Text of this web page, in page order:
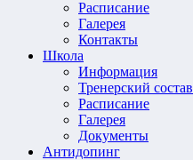
Расписание
Галерея
Контакты
Школа
Информация
Тренерский состав
Расписание
Галерея
Документы
Антидопинг